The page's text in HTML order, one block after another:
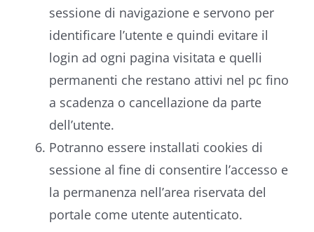
sessione di navigazione e servono per
identificare l’utente e quindi evitare il
login ad ogni pagina visitata e quelli
permanenti che restano attivi nel pc fino
a scadenza o cancellazione da parte
dell’utente.
Potranno essere installati cookies di
sessione al fine di consentire l’accesso e
la permanenza nell’area riservata del
portale come utente autenticato.